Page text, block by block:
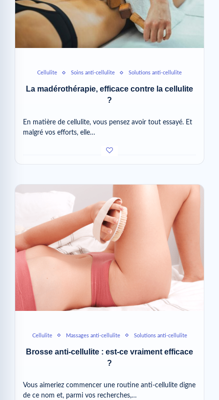
Cellulite Soins anti-cellulite Solutions anti-cellulite
La madérothérapie, efficace contre la cellulite
?
En matière de cellulite, vous pensez avoir tout essayé. Et
malgré vos efforts, elle…
Cellulite Massages anti-cellulite Solutions anti-cellulite
Brosse anti-cellulite : est-ce vraiment efficace
?
Vous aimeriez commencer une routine anti-cellulite digne
de ce nom et, parmi vos recherches,…